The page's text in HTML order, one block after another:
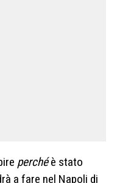
perchéè stato
a fare nel Napoli di